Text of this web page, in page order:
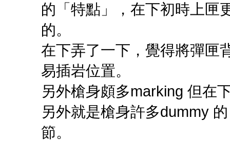
的「特點」，在下初時上匣
的。
在下弄了一下，覺得將彈匣
易插岩位置。
另外槍身頗多marking 但在
另外就是槍身許多dummy
節。